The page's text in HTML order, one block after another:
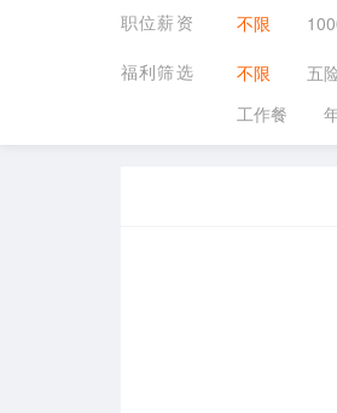
职位薪资
不限
福利筛选
不限 五
工作餐